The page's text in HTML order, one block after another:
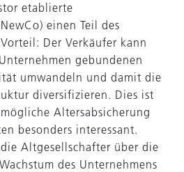
etablierte
einen Teil des
Der Verkäufer kann
gebundenen
umwandeln und damit die
diversifizieren. Dies ist
Altersabsicherung
besonders interessant.
Altgesellschafter über die
des Unternehmens